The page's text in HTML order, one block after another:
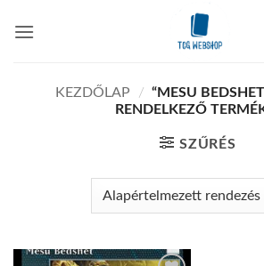
KEZDŐLAP / “MESU
RENDELKEZŐ
SZŰRÉS